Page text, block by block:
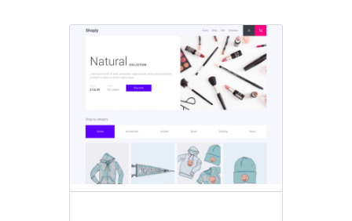
Mönster
blockredigeraren